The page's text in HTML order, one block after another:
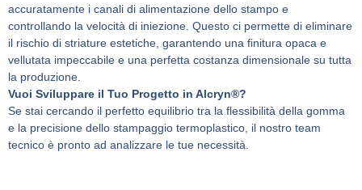
accuratamente i canali di alimentazione dello stampo e
controllando la velocità di iniezione. Questo ci permette di eliminare
il rischio di striature estetiche, garantendo una finitura opaca e
vellutata impeccabile e una perfetta costanza dimensionale su tutta
la produzione.
Vuoi Sviluppare il Tuo Progetto in Alcryn®?
Se stai cercando il perfetto equilibrio tra la flessibilità della gomma
e la precisione dello stampaggio termoplastico, il nostro team
tecnico è pronto ad analizzare le tue necessità.